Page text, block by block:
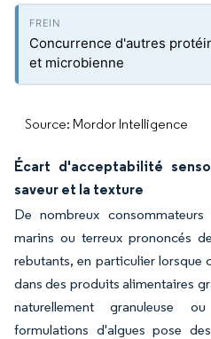
Concurrence d'autres
et microbienne
Source: Mordor Intelligence
Écart d'acceptabilité
saveur et la texture
De nombreux
marins ou terreux prononcés
rebutants, en particulier lorsque
dans des produits alimentaires
naturellement granuleuse
formulations d'algues pose